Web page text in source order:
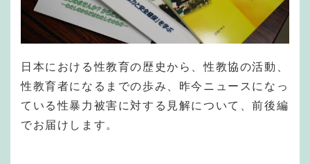
日本における性教育の歴史から、性教協の活動、
性教育者になるまでの歩み、昨今ニュースになっ
ている性暴力被害に対する見解について、前後編
でお届けします。